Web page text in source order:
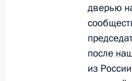
Разделы
дверью
после
из